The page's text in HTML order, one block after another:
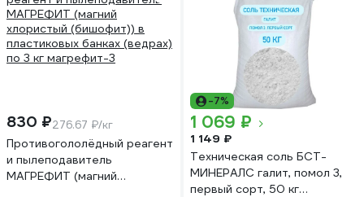
830 ₽276.67 ₽/кг
Противогололёдный реагент
и пылеподавитель
МАГРЕФИТ (магний
-7%
1 069 ₽
1 149 ₽
Техническая соль БСТ-
МИНЕРАЛС галит, помол 3,
первый сорт, 50 кг